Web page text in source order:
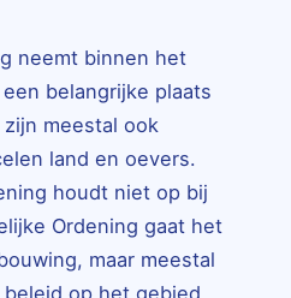
neemt binnen het
belangrijke plaats
meestal ook
land en oevers.
houdt niet op bij
Ordening gaat het
maar meestal
op het gebied